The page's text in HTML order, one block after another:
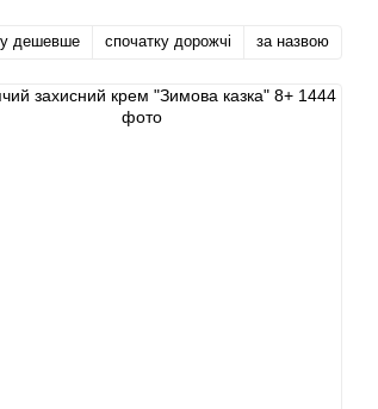
дешевше спочатку дорожчі за назвою